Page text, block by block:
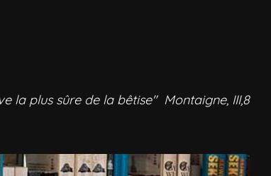
la plus sûre de la bêtise" Montaigne, III,8